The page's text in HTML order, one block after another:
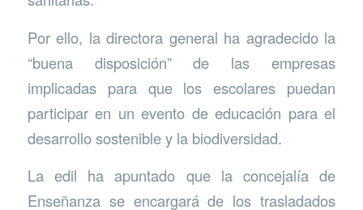
Por ello, la directora general ha agradecido la
“buena disposición” de las empresas
implicadas para que los escolares puedan
participar en un evento de educación para el
desarrollo sostenible y la biodiversidad.
La edil ha apuntado que la concejalía de
Enseñanza se encargará de los trasladados